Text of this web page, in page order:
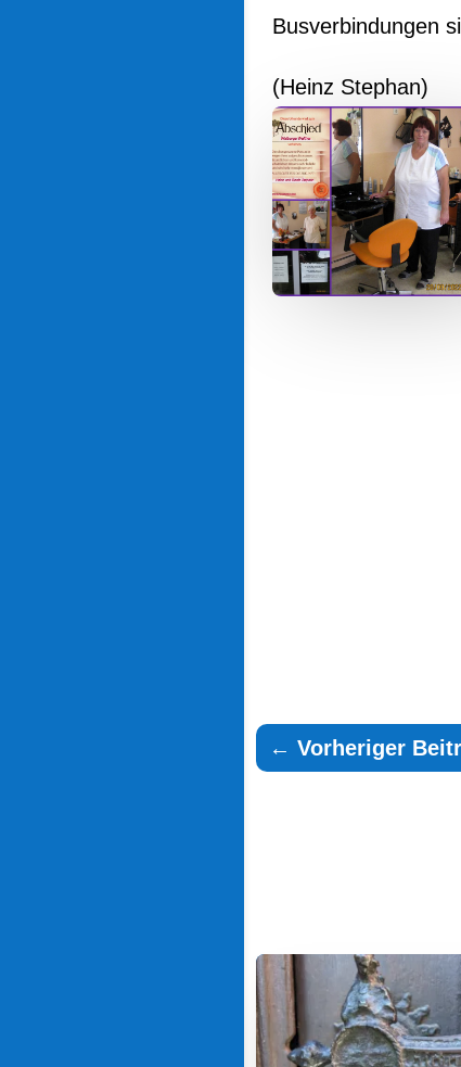
Busverbindungen
(Heinz Stephan)
←Vorheriger